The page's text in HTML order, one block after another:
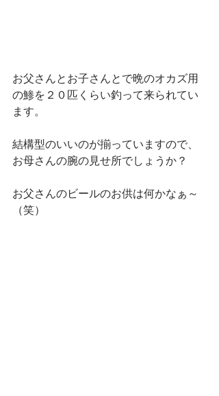
お父さんとお子さんとで晩のオカズ用
の鯵を２０匹くらい釣って来られてい
ます。
結構型のいいのが揃っていますので、
お母さんの腕の見せ所でしょうか？
お父さんのビールのお供は何かなぁ～
（笑）